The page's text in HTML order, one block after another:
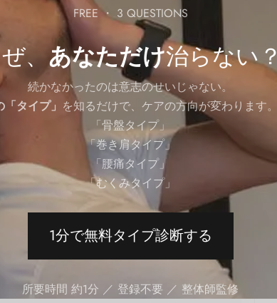
FREE ・ 3 QUESTIONS
、あなただけ治らない？
続かなかったのは意志のせいじゃない。
「タイプ」 を知るだけで、ケアの方向が変わります。
「骨盤タイプ」
「巻き肩タイプ」
「腰痛タイプ」
「むくみタイプ」
1分で無料タイプ診断する
所要時間 約1分 ／ 登録不要 ／ 整体師監修
ンベルプレス
press
】
Bench Press）